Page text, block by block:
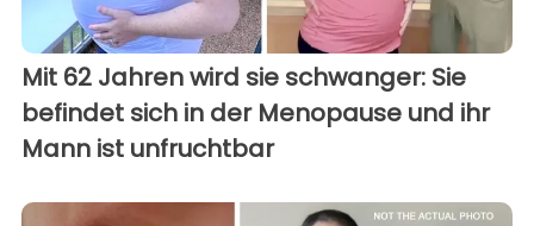
Mit 62 Jahren wird sie schwanger: Sie
befindet sich in der Menopause und ihr
Mann ist unfruchtbar